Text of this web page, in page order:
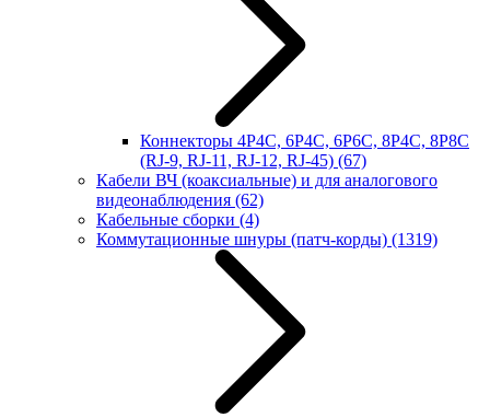
Коннекторы 4P4C, 6P4C, 6P6C, 8P4C, 8P8C
(RJ-9, RJ-11, RJ-12, RJ-45) (67)
Кабели ВЧ (коаксиальные) и для аналогового
видеонаблюдения (62)
Кабельные сборки (4)
Коммутационные шнуры (патч-корды) (1319)